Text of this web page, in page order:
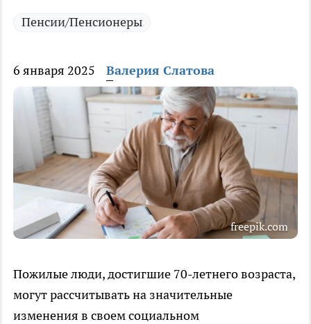
Пенсии/Пенсионеры
6 января 2025 Валерия Слатова
freepik.com
Пожилые люди, достигшие 70-летнего возраста,
могут рассчитывать на значительные
изменения в своем социальном